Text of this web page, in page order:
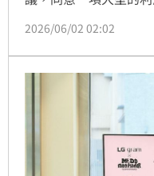
今天表示，他並非該
知道了，我真的是這
2026/06/02 02:02